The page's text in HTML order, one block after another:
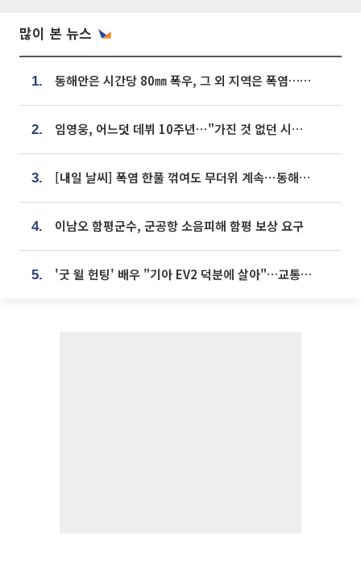
많이 본 뉴스
1. 동해안은 시간당 80㎜ 폭우, 그 외 지역은 폭염…‘극과 극 날씨’
2. 임영웅, 어느덧 데뷔 10주년⋯"가진 것 없던 시절, 내 앞엔 20명의 팬뿐"
3. [내일 날씨] 폭염 한풀 꺾여도 무더위 계속⋯동해안 이틀 연속 비
4. 이남오 함평군수, 군공항 소음피해 함평 보상 요구
5. '굿 윌 헌팅' 배우 "기아 EV2 덕분에 살아"…교통사고 후 안전성 극찬